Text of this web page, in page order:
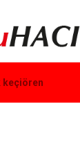
keçiören